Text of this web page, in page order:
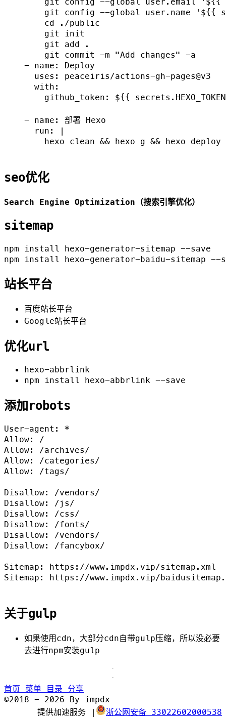
git config --global user.name '${{
        cd ./public
        git init
        git add .
        git commit -m "Add changes" -a
    - name: Deploy
      uses: peaceiris/actions-gh-pages@v3
      with:
github_token: ${{
    - name: 部署 Hexo
      run: |
        hexo clean && hexo g && hexo deploy
seo优化
Search Engine Optimization（搜索引擎优化）
sitemap
npm install hexo-generator-sitemap --save
站长平台
百度站长平台
Google站长平台
优化url
hexo-abbrlink
npm install hexo-abbrlink --save
添加robots
User-agent: *
Allow: /
Allow: /archives/
Allow: /categories/
Allow: /tags/
Disallow: /vendors/
Disallow: /js/
Disallow: /css/
Disallow: /fonts/
Disallow: /vendors/
Disallow: /fancybox/
Sitemap: https://www.impdx.vip/sitemap.xml
Sitemap: https://www.impdx.vip/
关于gulp
如果使用cdn，大部分cdn自带gulp压缩，所以没必要
去进行npm安装gulp
首页 菜单 目录 分享
©2018 - 2026 By impdx
提供加速服务 |
浙公网安备 33022602000538